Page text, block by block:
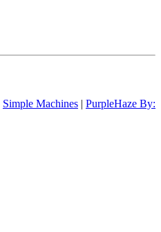
Simple Machines | PurpleHaze By: